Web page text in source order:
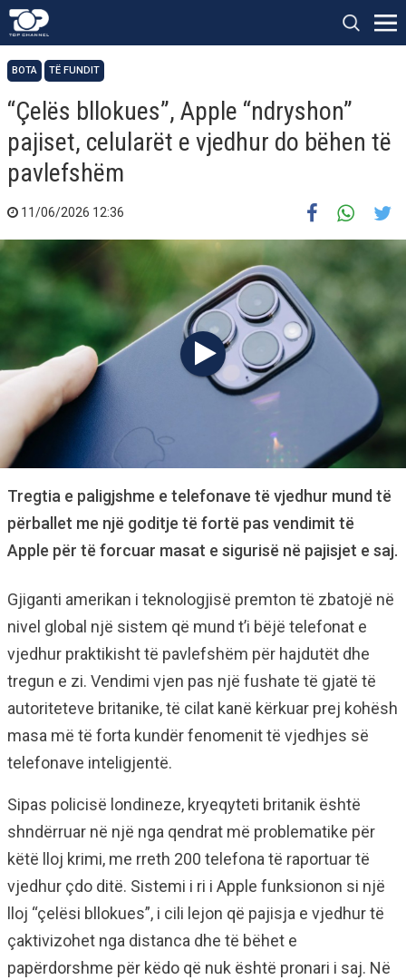
BOTA TË FUNDIT
“Çelës bllokues”, Apple “ndryshon”
pajiset, celularët e vjedhur do bëhen të
pavlefshëm
11/06/2026 12:36
Tregtia e paligjshme e telefonave të vjedhur mund të
përballet me një goditje të fortë pas vendimit të
Apple për të forcuar masat e sigurisë në pajisjet e saj.
Gjiganti amerikan i teknologjisë premton të zbatojë në
nivel global një sistem që mund t’i bëjë telefonat e
vjedhur praktikisht të pavlefshëm për hajdutët dhe
tregun e zi. Vendimi vjen pas një fushate të gjatë të
autoriteteve britanike, të cilat kanë kërkuar prej kohësh
masa më të forta kundër fenomenit të vjedhjes së
telefonave inteligjentë.
Sipas policisë londineze, kryeqyteti britanik është
shndërruar në një nga qendrat më problematike për
këtë lloj krimi, me rreth 200 telefona të raportuar të
vjedhur çdo ditë. Sistemi i ri i Apple funksionon si një
lloj “çelësi bllokues”, i cili lejon që pajisja e vjedhur të
çaktivizohet nga distanca dhe të bëhet e
papërdorshme për këdo që nuk është pronari i saj. Në